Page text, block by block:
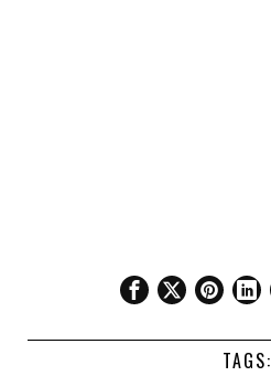
TAGS: